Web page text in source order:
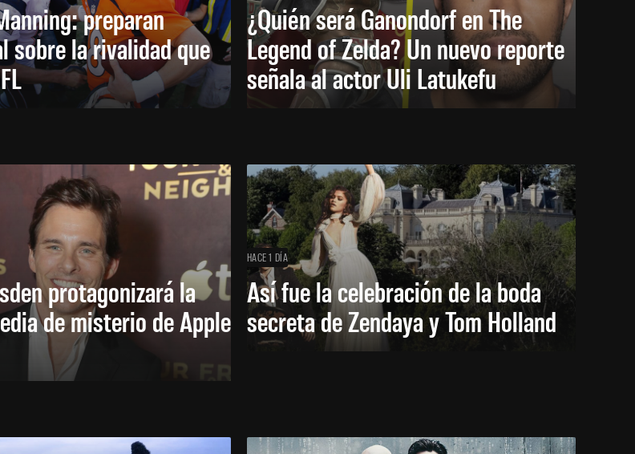
preparan
sobre la rivalidad que
¿Quién será Ganondorf en The
Legend of Zelda? Un nuevo reporte
señala al actor Uli Latukefu
protagonizará la
de misterio de Apple
HACE 1 DÍA
Así fue la celebración de la boda
secreta de Zendaya y Tom Holland